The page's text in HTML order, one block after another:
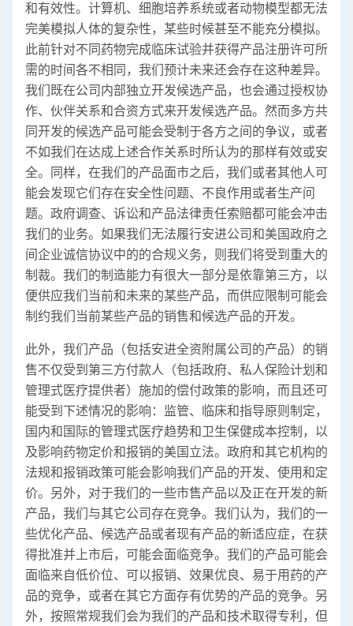
和有效性。计算机、细胞培养系统或者动物模型都无法
完美模拟人体的复杂性，某些时候甚至不能充分模拟。
此前针对不同药物完成临床试验并获得产品注册许可所
需的时间各不相同，我们预计未来还会存在这种差异。
我们既在公司内部独立开发候选产品，也会通过授权协
作、伙伴关系和合资方式来开发候选产品。然而多方共
同开发的候选产品可能会受制于各方之间的争议，或者
不如我们在达成上述合作关系时所认为的那样有效或安
全。同样，在我们的产品面市之后，我们或者其他人可
能会发现它们存在安全性问题、不良作用或者生产问
题。政府调查、诉讼和产品法律责任索赔都可能会冲击
我们的业务。如果我们无法履行安进公司和美国政府之
间企业诚信协议中的的合规义务，则我们将受到重大的
制裁。我们的制造能力有很大一部分是依靠第三方，以
便供应我们当前和未来的某些产品，而供应限制可能会
制约我们当前某些产品的销售和候选产品的开发。
此外，我们产品（包括安进全资附属公司的产品）的销
售不仅受到第三方付款人（包括政府、私人保险计划和
管理式医疗提供者）施加的偿付政策的影响，而且还可
能受到下述情况的影响：监管、临床和指导原则制定，
国内和国际的管理式医疗趋势和卫生保健成本控制，以
及影响药物定价和报销的美国立法。政府和其它机构的
法规和报销政策可能会影响我们产品的开发、使用和定
价。另外，对于我们的一些市售产品以及正在开发的新
产品，我们与其它公司存在竞争。我们认为，我们的一
些优化产品、候选产品或者现有产品的新适应症，在获
得批准并上市后，可能会面临竞争。我们的产品可能会
面临来自低价位、可以报销、效果优良、易于用药的产
品的竞争，或者在其它方面存有优势的产品的竞争。另
外，按照常规我们会为我们的产品和技术取得专利，但